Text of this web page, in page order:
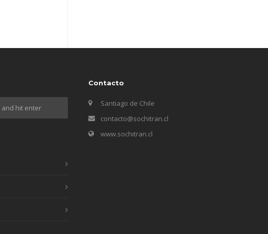
Contacto
Santiago de Chile
contacto@sochitran.cl
www.sochitran.cl